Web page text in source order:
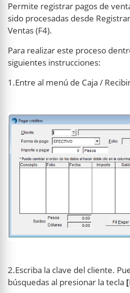
Permite registrar pagos de
sido procesadas desde
Ventas (F4).
Para realizar este proceso
siguientes instrucciones:
1.Entre al menú de Caja /
2.Escriba la clave del cliente.
búsquedas al presionar la tecla